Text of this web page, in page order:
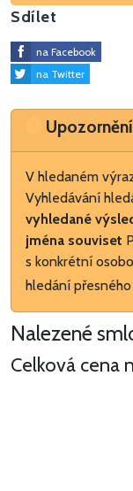
Sdílet
na Facebook
na Twitter
Upozornění
V hledaném
Vyhledávání
vyhledané
jména souviset
s konkrétní
hledání
Nalezené
Celková cena